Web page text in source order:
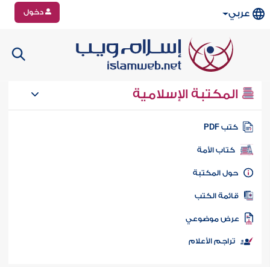
عربي دخول
المكتبة الإسلامية
كتب PDF
كتاب الأمة
المكتبة
الكتب
موضوعي